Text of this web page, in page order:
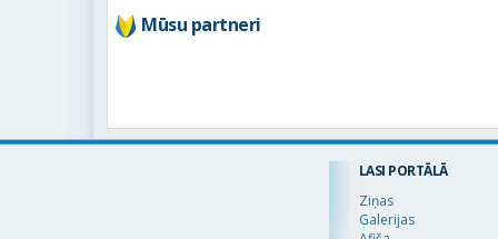
Mūsu partneri
LASI PORTĀLĀ
Ziņas
Galerijas